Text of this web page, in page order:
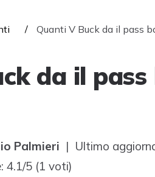
Quanti V Buck da il pass
da il
Palmieri | Ultimo
4.1/5 (1 voti)